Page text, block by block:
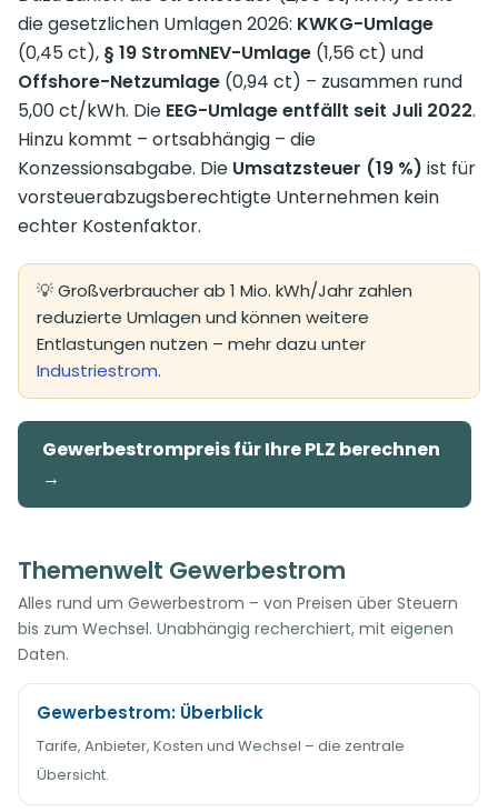
die gesetzlichen Umlagen 2026: KWKG-Umlage
(0,45 ct), § 19 StromNEV-Umlage (1,56 ct) und
Offshore-Netzumlage (0,94 ct) – zusammen rund
5,00 ct/kWh. Die EEG-Umlage entfällt seit Juli 2022.
Hinzu kommt – ortsabhängig – die
Konzessionsabgabe. Die Umsatzsteuer (19 %) ist für
vorsteuerabzugsberechtigte Unternehmen kein
echter Kostenfaktor.
💡 Großverbraucher ab 1 Mio. kWh/Jahr zahlen
reduzierte Umlagen und können weitere
Entlastungen nutzen – mehr dazu unter
Industriestrom.
Gewerbestrompreis für Ihre PLZ berechnen
→
Themenwelt Gewerbestrom
Alles rund um Gewerbestrom – von Preisen über Steuern
bis zum Wechsel. Unabhängig recherchiert, mit eigenen
Daten.
Gewerbestrom: Überblick
Tarife, Anbieter, Kosten und Wechsel – die zentrale
Übersicht.